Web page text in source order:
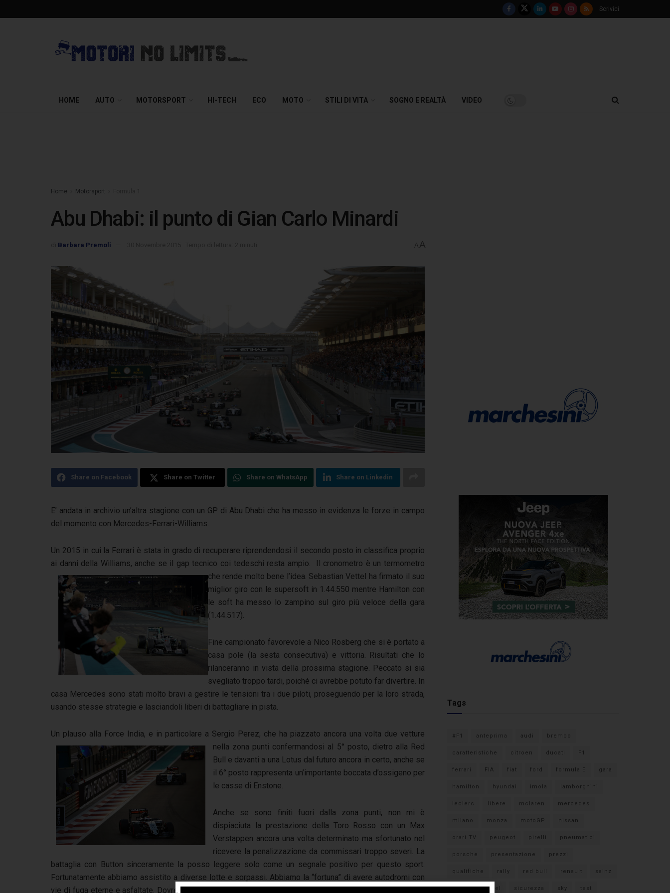
Scrivici
HOME AUTO MOTORSPORT HI-TECH ECO MOTO STILI DI VITA SOGNO E REALTÀ VIDEO
Home Motorsport
Abu Dhabi: il punto di Gian Carlo Minardi
Barbara Premoli A A
Share on Facebook Share on Twitter Share on WhatsApp Share on Linkedin
E’ andata in archivio un’altra stagione con un GP di Abu Dhabi che ha messo in evidenza le forze in campo
del momento con Mercedes-Ferrari-Williams.
Un 2015 in cui la Ferrari è stata in grado di recuperare riprendendosi il secondo posto in classifica proprio
ai danni della Williams, anche se il gap tecnico coi tedeschi resta ampio. Il cronometro è un termometro
che rende molto bene l’idea. Sebastian Vettel ha firmato il suo
miglior giro con le supersoft in 1.44.550 mentre Hamilton con
le soft ha messo lo zampino sul giro più veloce della gara
(1.44.517).
Fine campionato favorevole a Nico Rosberg che si è portato a
casa pole (la sesta consecutiva) e vittoria. Risultati che lo
rilanceranno in vista della prossima stagione. Peccato si sia
svegliato troppo tardi, poiché ci avrebbe potuto far divertire. In
casa Mercedes sono stati molto bravi a gestire le tensioni tra i due piloti, proseguendo per la loro strada,
usando stesse strategie e lasciandoli liberi di battagliare in pista.
Un plauso alla Force India, e in particolare a Sergio Perez, che ha piazzato ancora una volta due vetture
nella zona punti confermandosi al 5° posto, dietro alla Red
Bull e davanti a una Lotus dal futuro ancora in certo, anche se
il 6° posto rappresenta un’importante boccata d’ossigeno per
le casse di Enstone.
Anche se sono finiti fuori dalla zona punti, non mi è
dispiaciuta la prestazione della Toro Rosso con un Max
Verstappen ancora una volta determinato ma sfortunato nel
ricevere la penalizzazione da commissari troppo severi. La
battaglia con Button sinceramente la posso leggere solo come un segnale positivo per questo sport.
Fortunatamente abbiamo assistito a diverse lotte e sorpassi. Abbiamo la “fortuna” di avere autodromi con
vie di fuga eterne e asfaltate. Dovrebbero lasciarci vedere sorpassi e dare la possibilità ai piloti di lottare
Tags
#F1 anteprima audi brembo
caratteristiche citroen ducati F1
ferrari FIA fiat ford formula E gara
hamilton hyundai imola lamborghini
leclerc libere mclaren mercedes
milano monza motoGP nissan
orari TV peugeot pirelli pneumatici
porsche presentazione prezzi
qualifiche rally red bull renault sainz
sebastian vettel sicurezza sky test